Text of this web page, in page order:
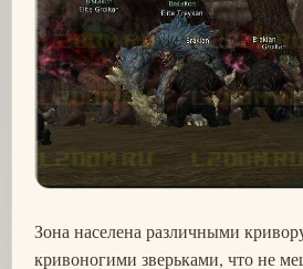
Зона населена различными
кривоногими зверьками, что не